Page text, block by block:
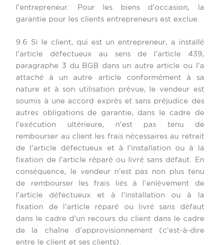
l’entrepreneur. Pour les biens d’occasion, la
garantie pour les clients entrepreneurs est exclue.
9.6 Si le client, qui est un entrepreneur, a installé
l’article défectueux au sens de l’article 439,
paragraphe 3 du BGB dans un autre article ou l’a
attaché à un autre article conformément à sa
nature et à son utilisation prévue, le vendeur est
soumis à une accord exprès et sans préjudice des
autres obligations de garantie, dans le cadre de
l’exécution ultérieure, n’est pas tenu de
rembourser au client les frais nécessaires au retrait
de l’article défectueux et à l’installation ou à la
fixation de l’article réparé ou livré sans défaut. En
conséquence, le vendeur n’est pas non plus tenu
de rembourser les frais liés à l’enlèvement de
l’article défectueux et à l’installation ou à la
fixation de l’article réparé ou livré sans défaut
dans le cadre d’un recours du client dans le cadre
de la chaîne d’approvisionnement (c’est-à-dire
entre le client et ses clients).